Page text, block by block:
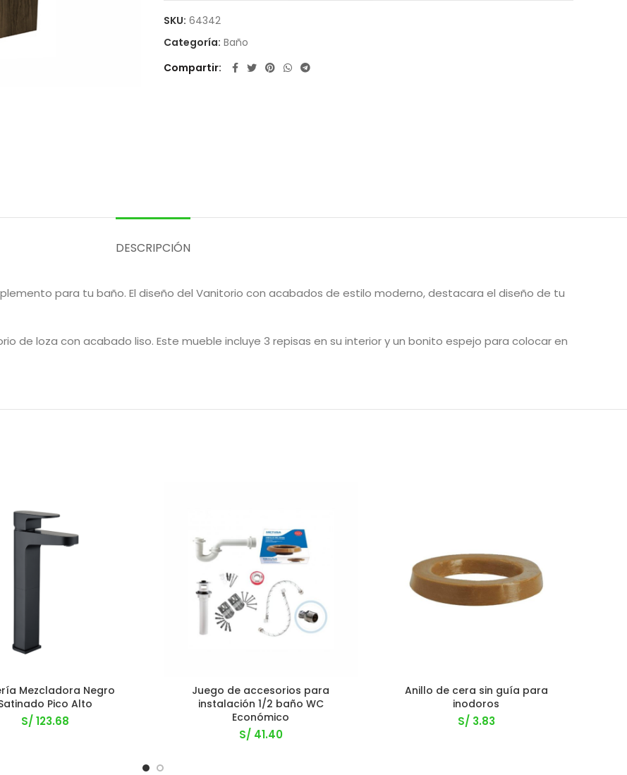
SKU: 64342
Categoría: Baño
Compartir
DESCRIPCIÓN
para tu baño. El diseño del Vanitorio con acabados de estilo moderno, destacara el diseño de tu
de loza con acabado liso. Este mueble incluye 3 repisas en su interior y un bonito espejo para colocar en
Mezcladora Negro
Pico Alto
S/123.68
Juego de accesorios para
instalación 1/2 baño WC
Económico
S/41.40
Anillo de cera sin guía para
inodoros
S/3.83